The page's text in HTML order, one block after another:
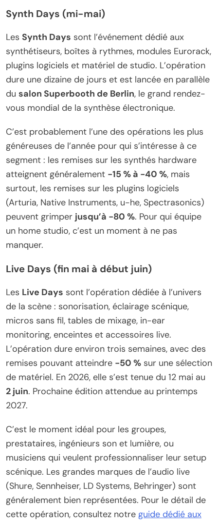
Synth Days (mi-mai)
Les Synth Days sont l’événement dédié aux
synthétiseurs, boîtes à rythmes, modules Eurorack,
plugins logiciels et matériel de studio. L’opération
dure une dizaine de jours et est lancée en parallèle
du salon Superbooth de Berlin, le grand rendez-
vous mondial de la synthèse électronique.
C’est probablement l’une des opérations les plus
généreuses de l’année pour qui s’intéresse à ce
segment : les remises sur les synthés hardware
atteignent généralement -15 % à -40 %, mais
surtout, les remises sur les plugins logiciels
(Arturia, Native Instruments, u-he, Spectrasonics)
peuvent grimper jusqu’à -80 %. Pour qui équipe
un home studio, c’est un moment à ne pas
manquer.
Live Days (fin mai à début juin)
Les Live Days sont l’opération dédiée à l’univers
de la scène : sonorisation, éclairage scénique,
micros sans fil, tables de mixage, in-ear
monitoring, enceintes et accessoires live.
L’opération dure environ trois semaines, avec des
remises pouvant atteindre -50 % sur une sélection
de matériel. En 2026, elle s’est tenue du 12 mai au
2 juin. Prochaine édition attendue au printemps
2027.
C’est le moment idéal pour les groupes,
prestataires, ingénieurs son et lumière, ou
musiciens qui veulent professionnaliser leur setup
scénique. Les grandes marques de l’audio live
(Shure, Sennheiser, LD Systems, Behringer) sont
généralement bien représentées. Pour le détail de
cette opération, consultez notre guide dédié aux